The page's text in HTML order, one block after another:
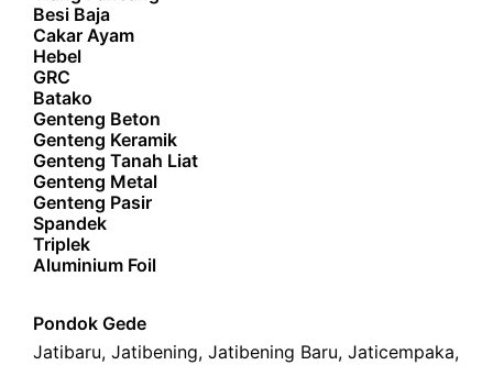
Besi Baja
Cakar Ayam
Hebel
GRC
Batako
Genteng Beton
Genteng Keramik
Genteng Tanah Liat
Genteng Metal
Genteng Pasir
Spandek
Triplek
Aluminium Foil
Pondok Gede
Jatibaru, Jatibening, Jatibening Baru, Jaticempaka,